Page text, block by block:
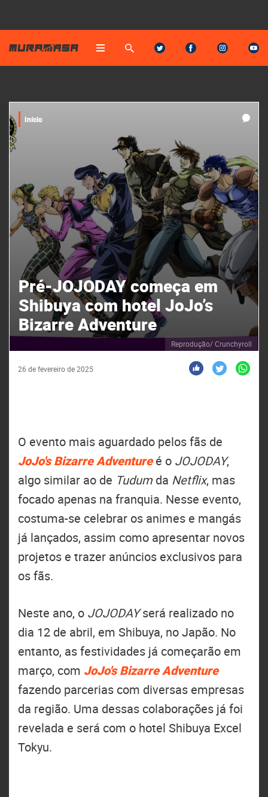
Reprodução/ Crunchyroll
Início
Pré-JOJODAY começa em
Shibuya com hotel JoJo’s
Bizarre Adventure
26 de fevereiro de 2025
O evento mais aguardado pelos fãs de
JoJo's Bizarre Adventureé o JOJODAY,
algo similar ao de Tudum da Netflix, mas
focado apenas na franquia. Nesse evento,
costuma-se celebrar os animes e mangás
já lançados, assim como apresentar novos
projetos e trazer anúncios exclusivos para
os fãs.
Neste ano, o JOJODAYserá realizado no
dia 12 de abril, em Shibuya, no Japão. No
entanto, as festividades já começarão em
março, com JoJo's Bizarre Adventure
fazendo parcerias com diversas empresas
da região. Uma dessas colaborações já foi
revelada e será com o hotel Shibuya Excel
Tokyu.